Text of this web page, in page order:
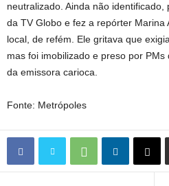
neutralizado. Ainda não
da TV Globo e fez a repórter
local, de refém. Ele gritava que
mas foi imobilizado e preso por
da emissora carioca.
Fonte: Metrópoles